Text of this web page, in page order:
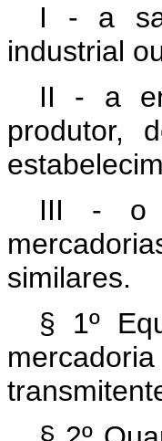
I - a
industrial
II - a
produtor,
III - o
similares.
§ 1º